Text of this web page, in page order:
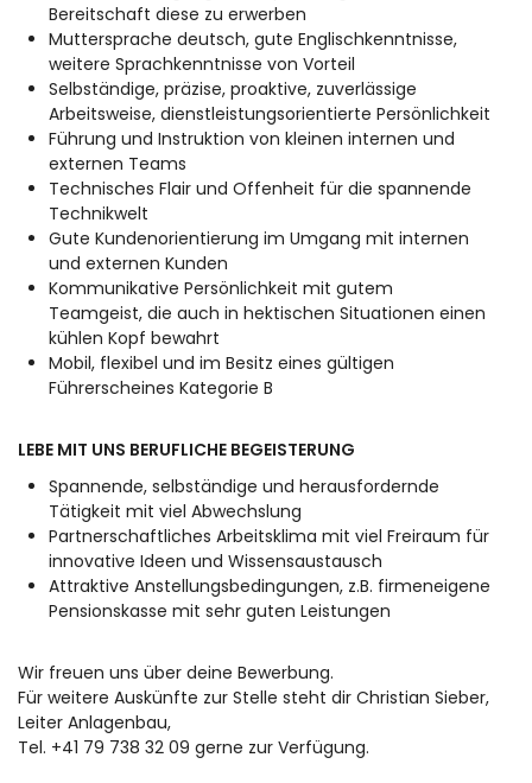
Bereitschaft diese zu erwerben
Muttersprache deutsch, gute Englischkenntnisse,
weitere Sprachkenntnisse von Vorteil
Selbständige, präzise, proaktive, zuverlässige
Arbeitsweise, dienstleistungsorientierte Persönlichkeit
Führung und Instruktion von kleinen internen und
externen Teams
Technisches Flair und Offenheit für die spannende
Technikwelt
Gute Kundenorientierung im Umgang mit internen
und externen Kunden
Kommunikative Persönlichkeit mit gutem
Teamgeist, die auch in hektischen Situationen einen
kühlen Kopf bewahrt
Mobil, flexibel und im Besitz eines gültigen
Führerscheines Kategorie B
LEBE MIT UNS BERUFLICHE BEGEISTERUNG
Spannende, selbständige und herausfordernde
Tätigkeit mit viel Abwechslung
Partnerschaftliches Arbeitsklima mit viel Freiraum für
innovative Ideen und Wissensaustausch
Attraktive Anstellungsbedingungen, z.B. firmeneigene
Pensionskasse mit sehr guten Leistungen
Wir freuen uns über deine Bewerbung.
Für weitere Auskünfte zur Stelle steht dir Christian Sieber,
Leiter Anlagenbau,
Tel. +41 79 738 32 09 gerne zur Verfügung.